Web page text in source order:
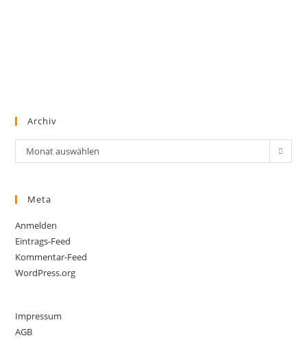
Archiv
Archiv
Monat auswählen
Meta
Anmelden
Eintrags-Feed
Kommentar-Feed
WordPress.org
Impressum
AGB